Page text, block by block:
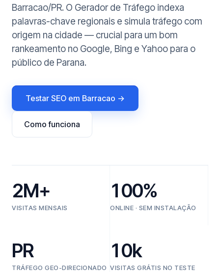
Barracao/PR. O Gerador de Tráfego indexa
palavras-chave regionais e simula tráfego com
origem na cidade — crucial para um bom
rankeamento no Google, Bing e Yahoo para o
público de Parana.
Testar SEO em Barracao →
Como funciona
2M+
VISITAS MENSAIS
100%
ONLINE · SEM INSTALAÇÃO
PR
TRÁFEGO GEO-DIRECIONADO
10k
VISITAS GRÁTIS NO TESTE